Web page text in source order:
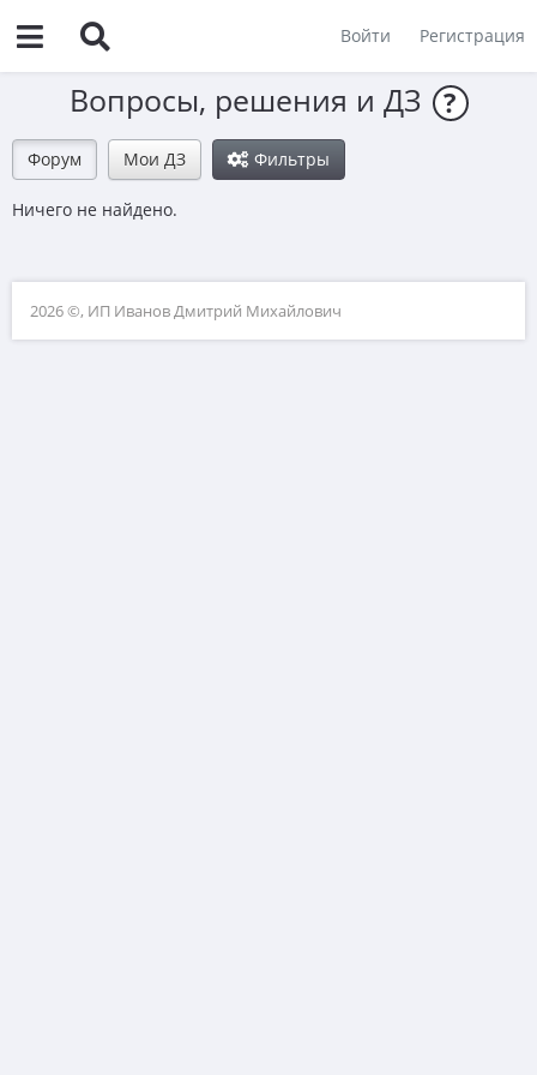
Войти Регистрация
Вопросы, решения и ДЗ ?
Форум Мои ДЗ Фильтры
Ничего не найдено.
2026 ©, ИП Иванов Дмитрий Михайлович